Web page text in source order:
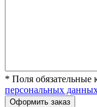
* Поля обязательные
персональных